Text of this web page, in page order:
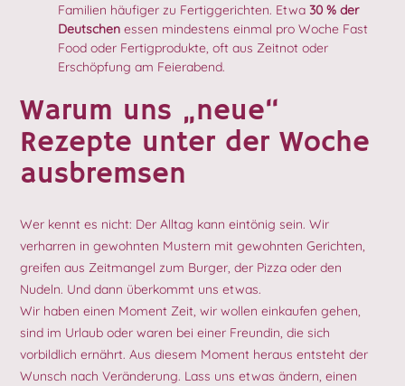
Familien häufiger zu Fertiggerichten. Etwa 30 % der
Deutschen essen mindestens einmal pro Woche Fast
Food oder Fertigprodukte, oft aus Zeitnot oder
Erschöpfung am Feierabend.
Warum uns „neue“
Rezepte unter der Woche
ausbremsen
Wer kennt es nicht: Der Alltag kann eintönig sein. Wir
verharren in gewohnten Mustern mit gewohnten Gerichten,
greifen aus Zeitmangel zum Burger, der Pizza oder den
Nudeln. Und dann überkommt uns etwas.
Wir haben einen Moment Zeit, wir wollen einkaufen gehen,
sind im Urlaub oder waren bei einer Freundin, die sich
vorbildlich ernährt. Aus diesem Moment heraus entsteht der
Wunsch nach Veränderung. Lass uns etwas ändern, einen